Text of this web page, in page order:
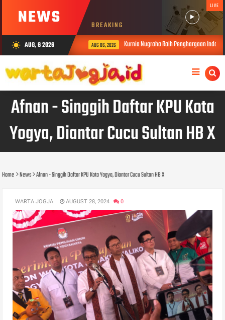
NEWS BREAKING
LIVE
wb_sunny AUG, 6 2026 AUG 06, 2026 Kurnia Nugraha Raih Penghargaan
Afnan - Singgih Daftar KPU Kota
Yogya, Diantar Cucu Sultan HB X
Home News Afnan - Singgih Daftar KPU Kota Yogya, Diantar Cucu Sultan HB X
WARTA JOGJA AUGUST 28, 2024 0